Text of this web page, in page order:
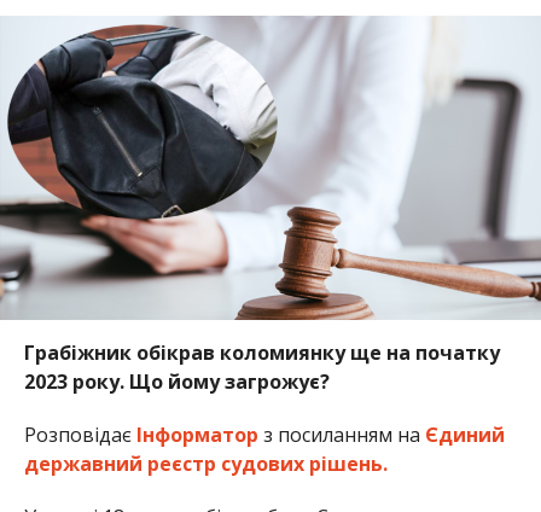
Грабіжник обікрав коломиянку ще на початку
2023 року. Що йому загрожує?
Розповідає Інформатор з посиланням на Єдиний
державний реєстр судових рішень.